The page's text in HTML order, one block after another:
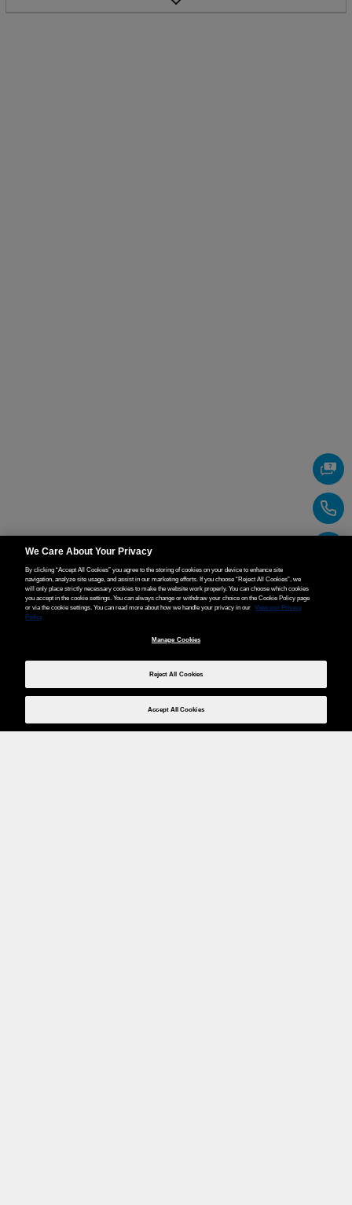
We Care About Your Privacy
By clicking “Accept All Cookies” you agree to the storing of cookies on your device to enhance site
navigation, analyze site usage, and assist in our marketing efforts. If you choose “Reject All Cookies”, we
will only place strictly necessary cookies to make the website work properly. You can choose which cookies
you accept in the cookie settings. You can always change or withdraw your choice on the Cookie Policy page
or via the cookie settings. You can read more about how we handle your privacy in our
View our Privacy
Policy
Manage Cookies
Reject All Cookies
Accept All Cookies